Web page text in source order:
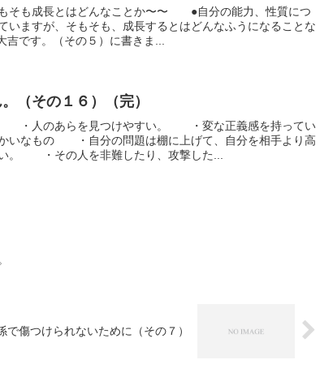
そも成長とはどんなことか〜〜 ●自分の能力、性質につ
ますが、そもそも、成長するとはどんなふうになることな
です。（その５）に書きま...
（その１６）（完）
・人のあらを見つけやすい。 ・変な正義感を持ってい
いなもの ・自分の問題は棚に上げて、自分を相手より高
。 ・その人を非難したり、攻撃した...
で傷つけられないために（その７）